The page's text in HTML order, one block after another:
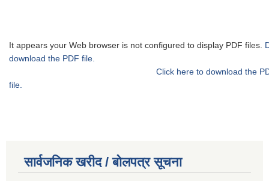
It appears your Web browser is not configured to display PDF files.
download the PDF file.
Click here to download the
file.
सार्वजनिक खरीद / बोलपत्र सूचना